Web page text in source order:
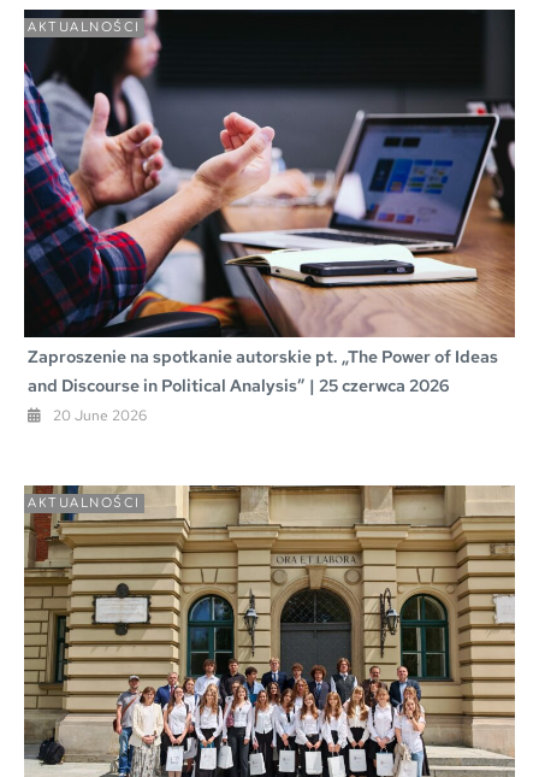
AKTUALNOŚCI
Zaproszenie na spotkanie autorskie pt. „The Power of Ideas
and Discourse in Political Analysis” | 25 czerwca 2026
20 June 2026
AKTUALNOŚCI